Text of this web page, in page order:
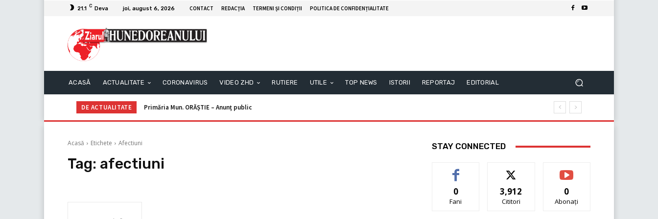
21.1 C Deva joi, august 6, 2026 CONTACT REDACŢIA TERMENI ȘI CONDIȚII POLITICA DE CONFIDENȚIALITATE
ACASĂ ACTUALITATE CORONAVIRUS VIDEO ZHD RUTIERE UTILE TOP NEWS ISTORII REPORTAJ EDITORIAL
DE ACTUALITATE Primăria Mun. ORĂȘTIE – Anunţ public
Acasă Etichete Afectiuni
Tag: afectiuni
STAY CONNECTED
0
Fani
3,912
Cititori
0
Abonați